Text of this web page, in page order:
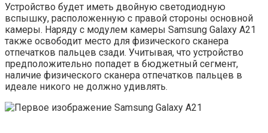
Устройство будет иметь двойную светодиодную
вспышку, расположенную с правой стороны основной
камеры. Наряду с модулем камеры Samsung Galaxy A21
также освободит место для физического сканера
отпечатков пальцев сзади. Учитывая, что устройство
предположительно попадет в бюджетный сегмент,
наличие физического сканера отпечатков пальцев в
идеале никого не должно удивлять.